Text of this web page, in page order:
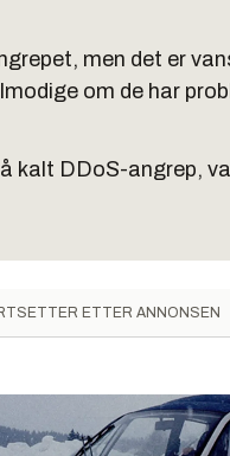
men det er
om de har
kalt DDoS-angrep,
ETTER ANNONSEN